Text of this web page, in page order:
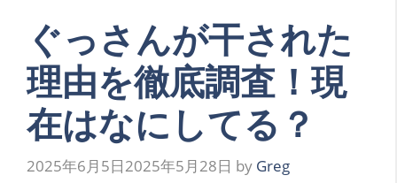
ぐっさんが干された
理由を徹底調査！現
在はなにしてる？
2025年6月5日2025年5月28日 by Greg